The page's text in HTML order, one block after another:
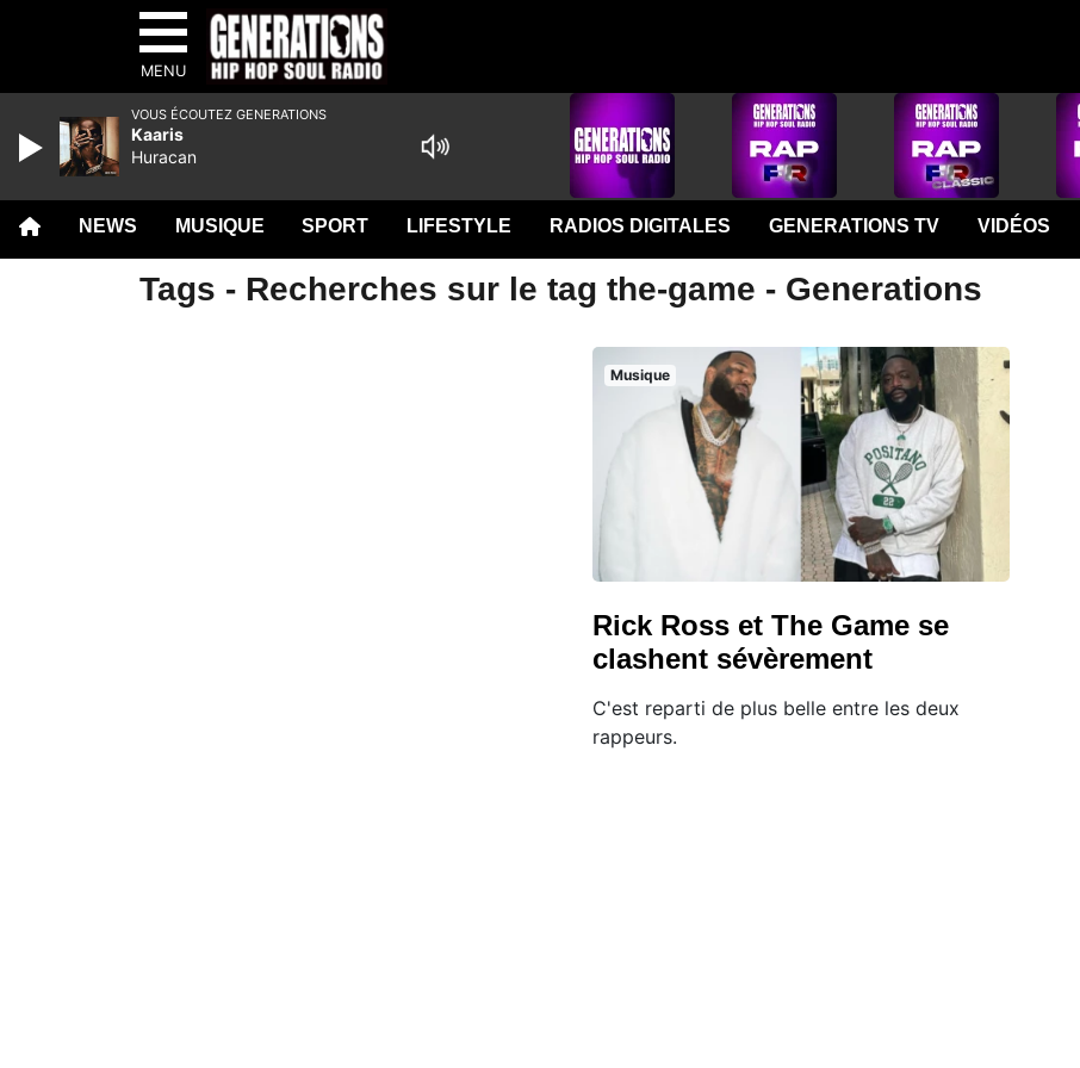
MENU
NEWS MUSIQUE SPORT LIFESTYLE RADIOS DIGITALES GENERATIONS TV VIDÉOS
Tags - Recherches sur le tag the-game - Generations
Musique
Rick Ross et The Game se
clashent sévèrement
C'est reparti de plus belle entre les deux
rappeurs.
VOUS ÉCOUTEZ GENERATIONS
Kaaris
Huracan